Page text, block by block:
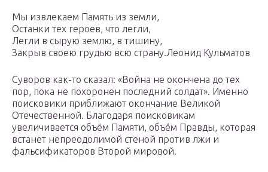
Мы извлекаем Память из земли,
Останки тех героев, что легли,
Легли в сырую землю, в тишину,
Закрыв своею грудью всю страну.Леонид Кульматов
Суворов как-то сказал: «Война не окончена до тех
пор, пока не похоронен последний солдат». Именно
поисковики приближают окончание Великой
Отечественной. Благодаря поисковикам
увеличивается объём Памяти, объём Правды, которая
встанет непреодолимой стеной против лжи и
фальсификаторов Второй мировой.